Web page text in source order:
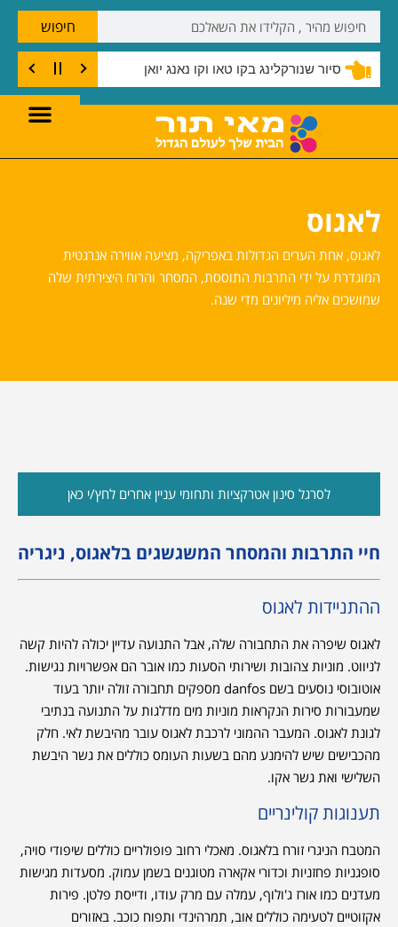
סיור שנורקלינג בקו טאו וקו נאנג יואן
חיפוש
לאגוס
לאגוס, אחת הערים הגדולות באפריקה, מציעה אווירה אנרגטית
המוגדרת על ידי התרבות התוססת, המסחר והרוח היצירתית שלה
שמושכים אליה מיליונים מדי שנה.
לסרגל סינון אטרקציות ותחומי עניין אחרים לחץ/י כאן
חיי התרבות והמסחר המשגשגים בלאגוס, ניגריה
ההתניידות לאגוס
לאגוס שיפרה את התחבורה שלה, אבל התנועה עדיין יכולה להיות קשה
לניווט. מוניות צהובות ושירותי הסעות כמו אובר הם אפשרויות נגישות.
אוטובוסי נוסעים בשם danfos מספקים תחבורה זולה יותר בעוד
שמעבורות סירות הנקראות מוניות מים מדלגות על התנועה בנתיבי
לגונת לאגוס. המעבר ההמוני לרכבת לאגוס עובר מהיבשת לאי. חלק
מהכבישים שיש להימנע מהם בשעות העומס כוללים את גשר היבשת
השלישי ואת גשר אקו.
תענוגות קולינריים
המטבח הניגרי זורח בלאגוס. מאכלי רחוב פופולריים כוללים שיפודי סויה,
סופגניות פחזניות וכדורי אקארה מטוגנים בשמן עמוק. מסעדות מגישות
מעדנים כמו אורז ג'ולוף, עמלה עם מרק עודו, ודייסת פלטן. פירות
אקזוטיים לטעימה כוללים אוב, תמרהינדי ותפוח כוכב. באזורים